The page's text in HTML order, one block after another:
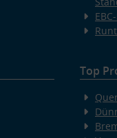
Top